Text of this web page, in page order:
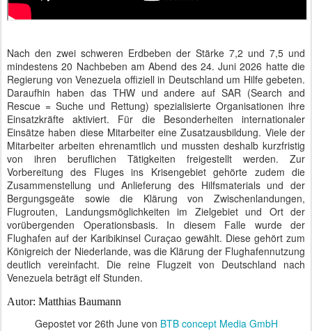
Nach den zwei schweren Erdbeben der Stärke 7,2 und 7,5 und
mindestens 20 Nachbeben am Abend des 24. Juni 2026 hatte die
Regierung von Venezuela offiziell in Deutschland um Hilfe gebeten.
Daraufhin haben das THW und andere auf SAR (Search and
Rescue = Suche und Rettung) spezialisierte Organisationen ihre
Einsatzkräfte aktiviert. Für die Besonderheiten internationaler
Einsätze haben diese Mitarbeiter eine Zusatzausbildung. Viele der
Mitarbeiter arbeiten ehrenamtlich und mussten deshalb kurzfristig
von ihren beruflichen Tätigkeiten freigestellt werden. Zur
Vorbereitung des Fluges ins Krisengebiet gehörte zudem die
Zusammenstellung und Anlieferung des Hilfsmaterials und der
Bergungsgeäte sowie die Klärung von Zwischenlandungen,
Flugrouten, Landungsmöglichkeiten im Zielgebiet und Ort der
vorübergenden Operationsbasis. In diesem Falle wurde der
Flughafen auf der Karibikinsel Curaçao gewählt. Diese gehört zum
Königreich der Niederlande, was die Klärung der Flughafennutzung
deutlich vereinfacht. Die reine Flugzeit von Deutschland nach
Venezuela beträgt elf Stunden.
Autor: Matthias Baumann
Gepostet vor 26th Junevon BTB concept Media GmbH